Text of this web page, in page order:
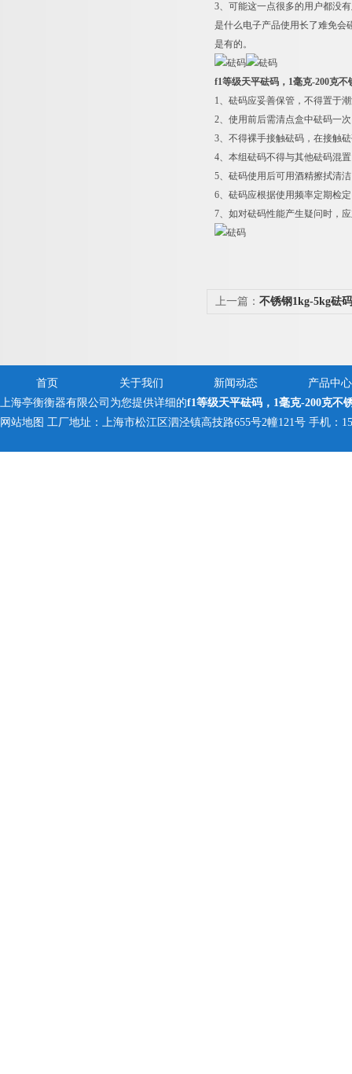
3、可能这一点很多的用户都没
是什么电子产品使用长了难免会
是有的。
f1等级天平砝码，1毫克-200克不
1、砝码应妥善保管，不得置于
2、使用前后需清点盒中砝码一
3、不得裸手接触砝码，在接触
4、本组砝码不得与其他砝码混
5、砝码使用后可用酒精擦拭清
6、砝码应根据使用频率定期检
7、如对砝码性能产生疑问时，
上一篇： 不锈钢1kg-5kg砝
首页 关于我们 新闻动态
产品中心
上海亭衡衡器有限公司为您提供详细的f1等级天平砝码，1毫克-200克不
网站地图 工厂地址：上海市松江区泗泾镇高技路655号2幢121号 手机：